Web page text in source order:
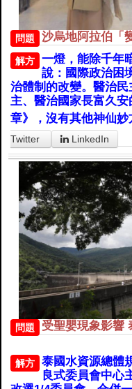
問題 沙烏地阿拉伯「
解方
一燈，能除千年
說：國際政治困
治體制的改變。醫治
主、醫治國家長富久
章》，沒有其他神仙妙
Twitter
LinkedIn
問題 受聖嬰現象影響
解方
泰國水資源總體
良式委員會中心